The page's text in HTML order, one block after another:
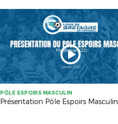
PÔLE ESPOIRS MASCULIN
Présentation Pôle Espoirs Masculin